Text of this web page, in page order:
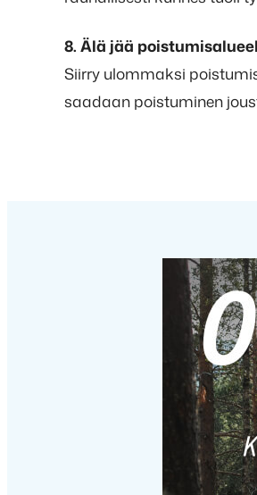
8. Älä jää
Siirry ulommaksi
saadaan poistuminen